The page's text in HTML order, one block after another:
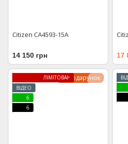
Citizen CA4593-15A
14 150 грн 17
Подарунок
ЛІМІТОВАНА МОДЕЛЬ
ВІДЕО
6
6